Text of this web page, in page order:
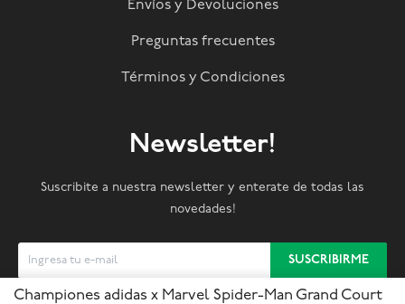
Championes adidas x Marvel Spider-Man Grand Court
Envíos y Devoluciones
Preguntas frecuentes
Términos y Condiciones
Newsletter!
Suscribite a nuestra newsletter y enterate de todas las
novedades!
SUSCRIBIRME